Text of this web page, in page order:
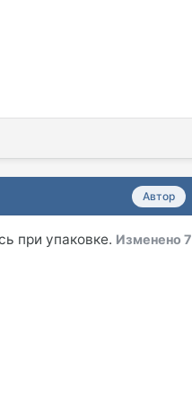
Автор
при упаковке. Изменено7